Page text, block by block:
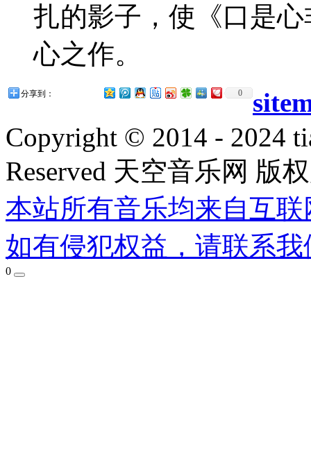
扎的影子，使《口是
心之作。
分享到： 0
Copyright © 2014 - 2024
Reserved 天空音乐网 版
本站所有音乐均来自互
如有侵犯权益，请联系
0